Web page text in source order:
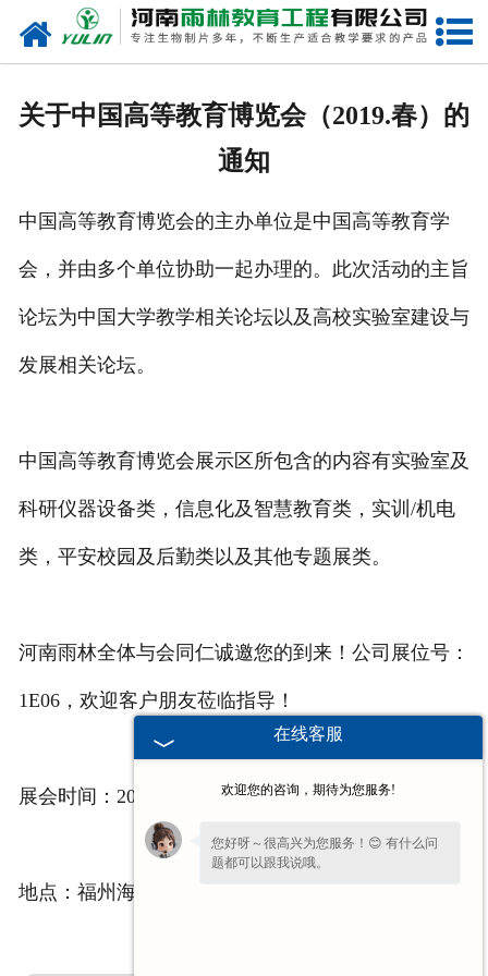
网站首页
联系我们
关于中国高等教育博览会（2019.春）的
通知
中国高等教育博览会的主办单位是中国高等教育学
会，并由多个单位协助一起办理的。此次活动的主旨
论坛为中国大学教学相关论坛以及高校实验室建设与
发展相关论坛。
中国高等教育博览会展示区所包含的内容有实验室及
科研仪器设备类，信息化及智慧教育类，实训/机电
类，平安校园及后勤类以及其他专题展类。
河南雨林全体与会同仁诚邀您的到来！公司展位号：
1E06，欢迎客户朋友莅临指导！
展会时间：2019年5月26日—28日
地点：福州海峡国际会展中心
在线客服
欢迎您的咨询，期待为您服务!
您好呀～很高兴为您服务！😊 有什么问
题都可以跟我说哦。